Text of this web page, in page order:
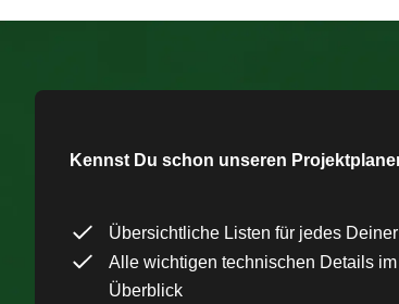
Kennst Du schon unseren
Übersichtliche Listen für jedes
Alle wichtigen technischen Details im
Überblick